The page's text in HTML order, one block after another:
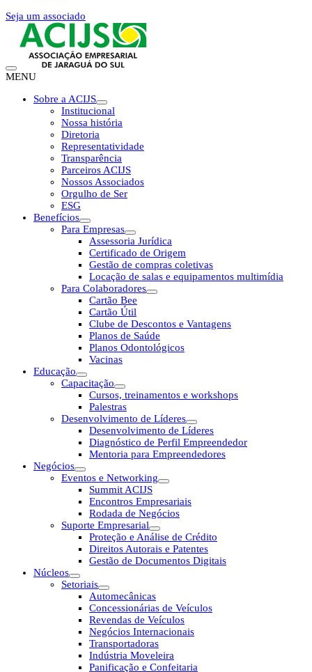
Seja um associado
MENU
Sobre a ACIJS
Institucional
Nossa história
Diretoria
Representatividade
Transparência
Parceiros ACIJS
Nossos Associados
Orgulho de Ser
ESG
Benefícios
Para Empresas
Assessoria Jurídica
Certificado de Origem
Gestão de compras coletivas
Locação de salas e equipamentos multimídia
Para Colaboradores
Cartão Bee
Cartão Útil
Clube de Descontos e Vantagens
Planos de Saúde
Planos Odontológicos
Vacinas
Educação
Capacitação
Cursos, treinamentos e workshops
Palestras
Desenvolvimento de Líderes
Desenvolvimento de Líderes
Diagnóstico de Perfil Empreendedor
Mentoria para Empreendedores
Negócios
Eventos e Networking
Summit ACIJS
Encontros Empresariais
Rodada de Negócios
Suporte Empresarial
Proteção e Análise de Crédito
Direitos Autorais e Patentes
Gestão de Documentos Digitais
Núcleos
Setoriais
Automecânicas
Concessionárias de Veículos
Revendas de Veículos
Negócios Internacionais
Transportadoras
Indústria Moveleira
Panificação e Confeitaria